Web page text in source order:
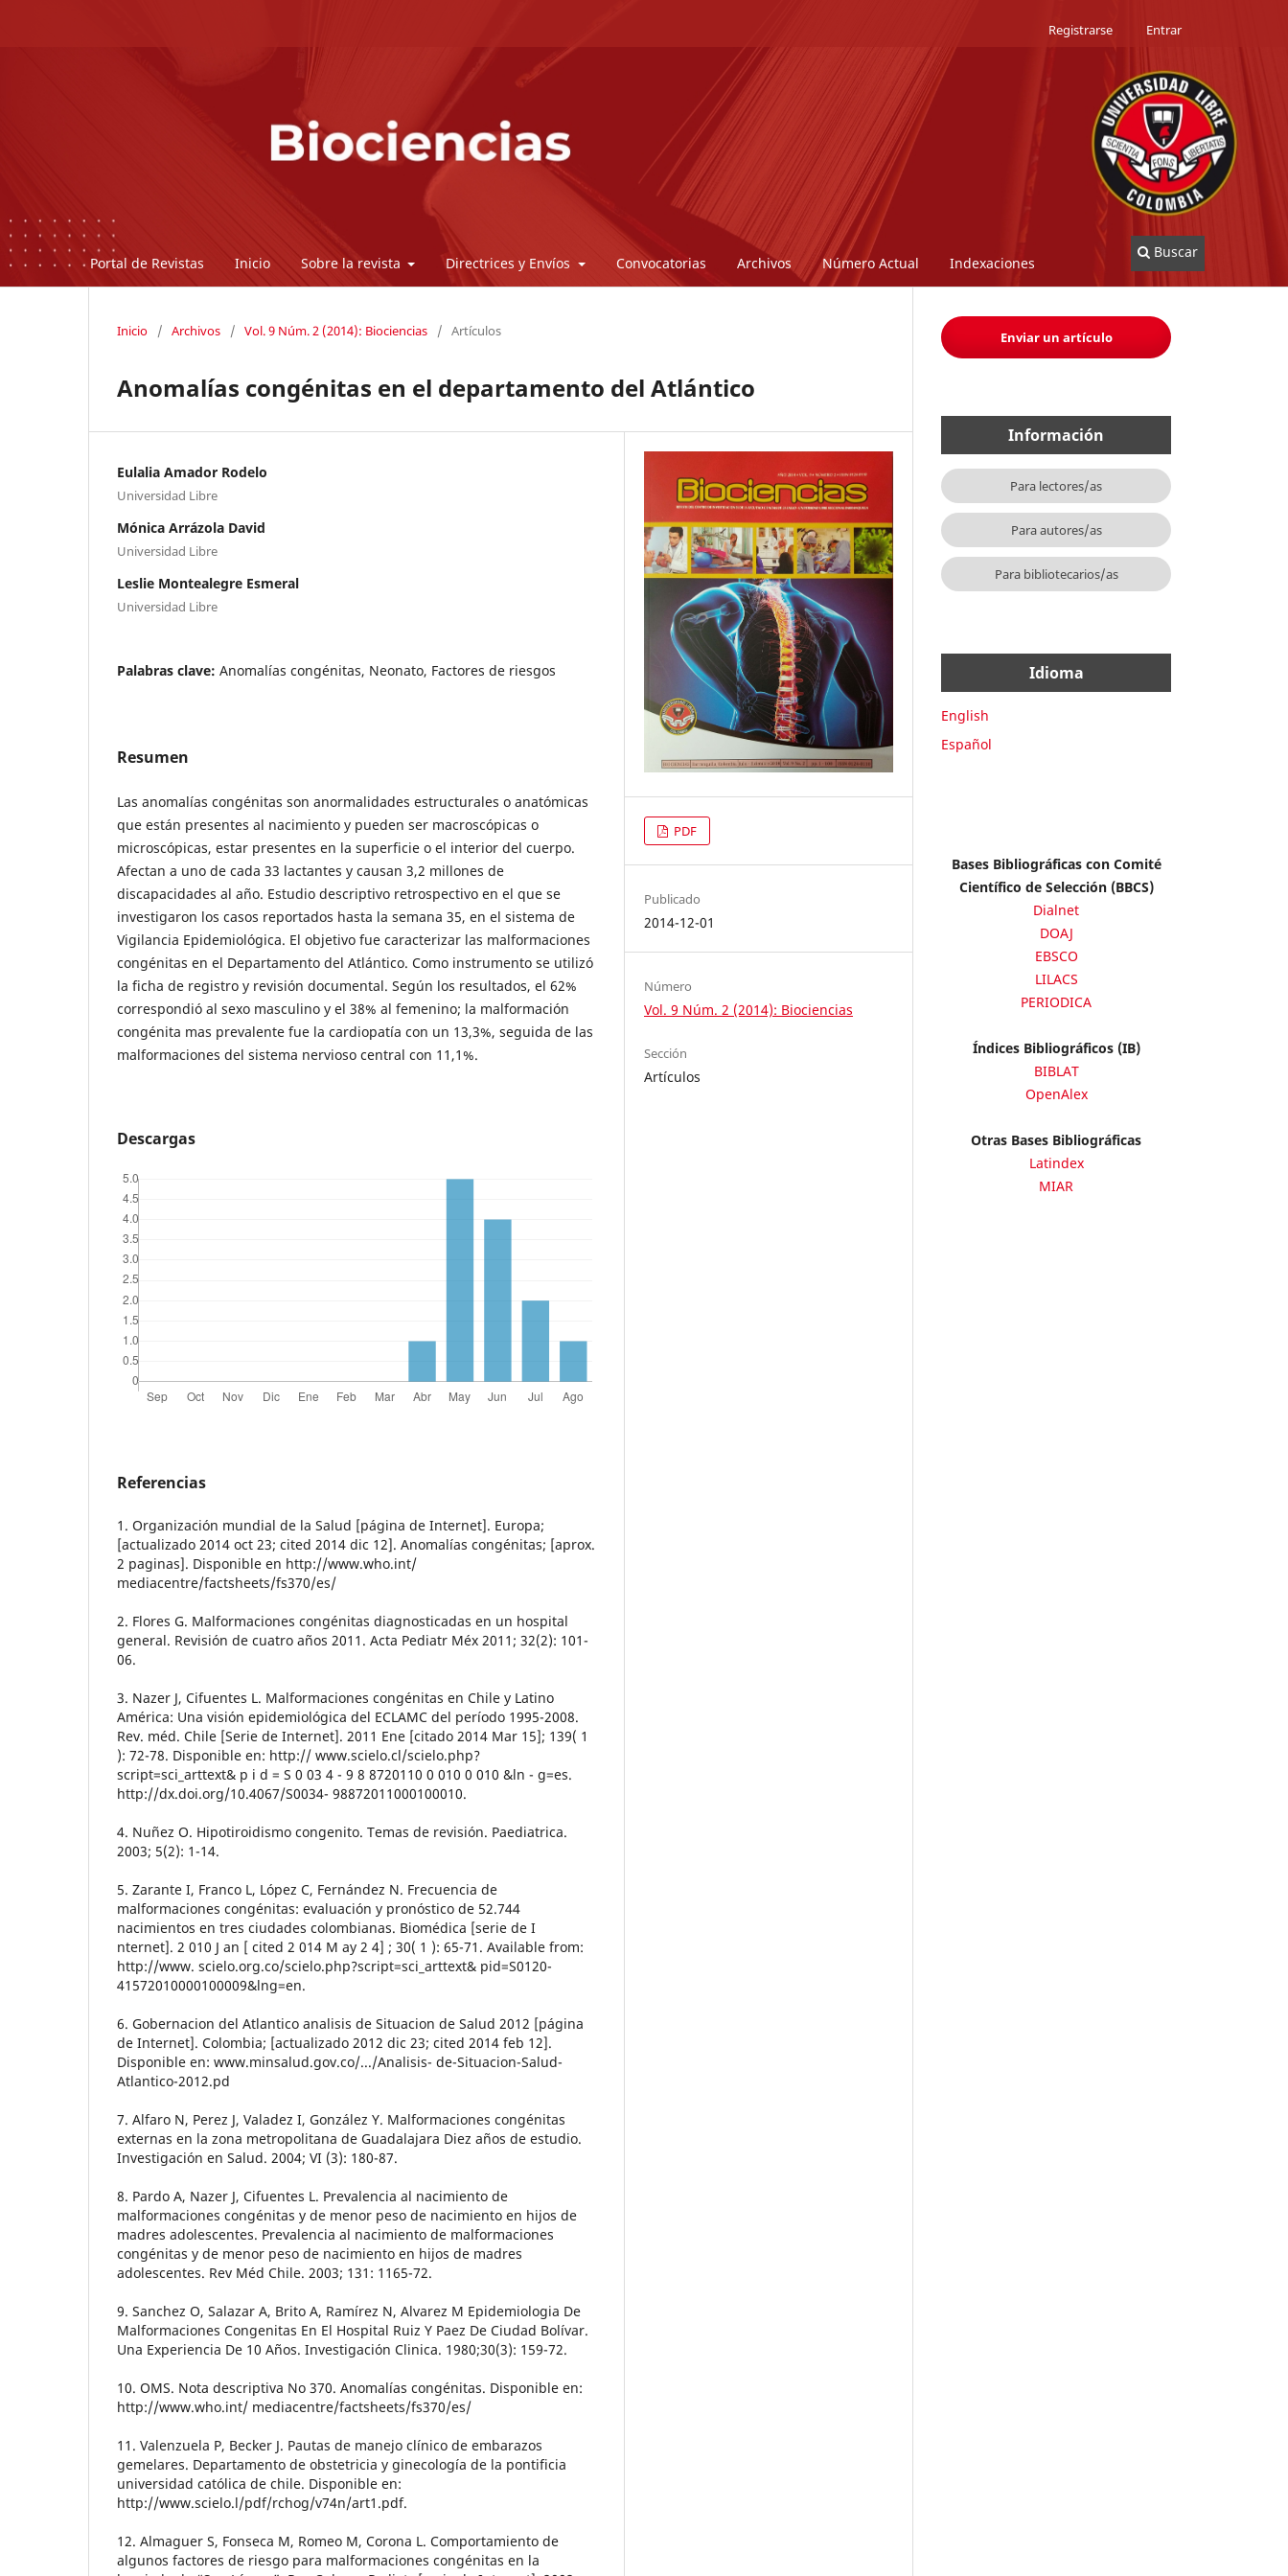
Portal de Revistas Inicio Sobre la revista Directrices y Envíos Convocatorias Archivos Número Actual Indexaciones
Buscar
Registrarse Entrar
Inicio / Archivos / Vol. 9 Núm. 2 (2014): Biociencias / Artículos
Anomalías congénitas en el departamento del Atlántico
Eulalia Amador Rodelo
Universidad Libre
Mónica Arrázola David
Universidad Libre
Leslie Montealegre Esmeral
Universidad Libre
Palabras clave: Anomalías congénitas, Neonato, Factores de riesgos
Resumen
Las anomalías congénitas son anormalidades estructurales o anatómicas
que están presentes al nacimiento y pueden ser macroscópicas o
microscópicas, estar presentes en la superficie o el interior del cuerpo.
Afectan a uno de cada 33 lactantes y causan 3,2 millones de
discapacidades al año. Estudio descriptivo retrospectivo en el que se
investigaron los casos reportados hasta la semana 35, en el sistema de
Vigilancia Epidemiológica. El objetivo fue caracterizar las malformaciones
congénitas en el Departamento del Atlántico. Como instrumento se utilizó
la ficha de registro y revisión documental. Según los resultados, el 62%
correspondió al sexo masculino y el 38% al femenino; la malformación
congénita mas prevalente fue la cardiopatía con un 13,3%, seguida de las
malformaciones del sistema nervioso central con 11,1%.
Descargas
Referencias
1. Organización mundial de la Salud [página de Internet]. Europa;
[actualizado 2014 oct 23; cited 2014 dic 12]. Anomalías congénitas; [aprox.
2 paginas]. Disponible en http://www.who.int/
mediacentre/factsheets/fs370/es/
2. Flores G. Malformaciones congénitas diagnosticadas en un hospital
general. Revisión de cuatro años 2011. Acta Pediatr Méx 2011; 32(2): 101-
06.
3. Nazer J, Cifuentes L. Malformaciones congénitas en Chile y Latino
América: Una visión epidemiológica del ECLAMC del período 1995-2008.
Rev. méd. Chile [Serie de Internet]. 2011 Ene [citado 2014 Mar 15]; 139( 1
): 72-78. Disponible en: http:// www.scielo.cl/scielo.php?
script=sci_arttext& p i d = S 0 03 4 - 9 8 8720110 0 010 0 010 &ln - g=es.
http://dx.doi.org/10.4067/S0034- 98872011000100010.
4. Nuñez O. Hipotiroidismo congenito. Temas de revisión. Paediatrica.
2003; 5(2): 1-14.
5. Zarante I, Franco L, López C, Fernández N. Frecuencia de
malformaciones congénitas: evaluación y pronóstico de 52.744
nacimientos en tres ciudades colombianas. Biomédica [serie de I
nternet]. 2 010 J an [ cited 2 014 M ay 2 4] ; 30( 1 ): 65-71. Available from:
http://www. scielo.org.co/scielo.php?script=sci_arttext& pid=S0120-
41572010000100009&lng=en.
6. Gobernacion del Atlantico analisis de Situacion de Salud 2012 [página
de Internet]. Colombia; [actualizado 2012 dic 23; cited 2014 feb 12].
Disponible en: www.minsalud.gov.co/.../Analisis- de-Situacion-Salud-
Atlantico-2012.pd
7. Alfaro N, Perez J, Valadez I, González Y. Malformaciones congénitas
externas en la zona metropolitana de Guadalajara Diez años de estudio.
Investigación en Salud. 2004; VI (3): 180-87.
8. Pardo A, Nazer J, Cifuentes L. Prevalencia al nacimiento de
malformaciones congénitas y de menor peso de nacimiento en hijos de
madres adolescentes. Prevalencia al nacimiento de malformaciones
congénitas y de menor peso de nacimiento en hijos de madres
adolescentes. Rev Méd Chile. 2003; 131: 1165-72.
9. Sanchez O, Salazar A, Brito A, Ramírez N, Alvarez M Epidemiologia De
Malformaciones Congenitas En El Hospital Ruiz Y Paez De Ciudad Bolívar.
Una Experiencia De 10 Años. Investigación Clinica. 1980;30(3): 159-72.
10. OMS. Nota descriptiva No 370. Anomalías congénitas. Disponible en:
http://www.who.int/ mediacentre/factsheets/fs370/es/
11. Valenzuela P, Becker J. Pautas de manejo clínico de embarazos
gemelares. Departamento de obstetricia y ginecología de la pontificia
universidad católica de chile. Disponible en:
http://www.scielo.l/pdf/rchog/v74n/art1.pdf.
12. Almaguer S, Fonseca M, Romeo M, Corona L. Comportamiento de
algunos factores de riesgo para malformaciones congénitas en la
PDF
Publicado
2014-12-01
Número
Vol. 9 Núm. 2 (2014): Biociencias
Sección
Artículos
Enviar un artículo
Información
Para lectores/as
Para autores/as
Para bibliotecarios/as
Idioma
English
Español
Bases Bibliográficas con Comité
Científico de Selección (BBCS)
Dialnet
DOAJ
EBSCO
LILACS
PERIODICA
Índices Bibliográficos (IB)
BIBLAT
OpenAlex
Otras Bases Bibliográficas
Latindex
MIAR